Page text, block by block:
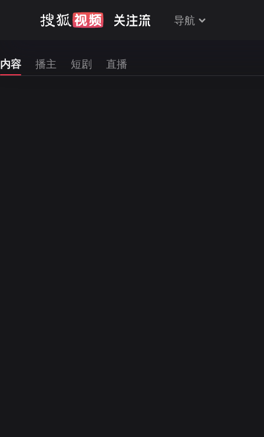
导航
内容 播主 短剧 直播